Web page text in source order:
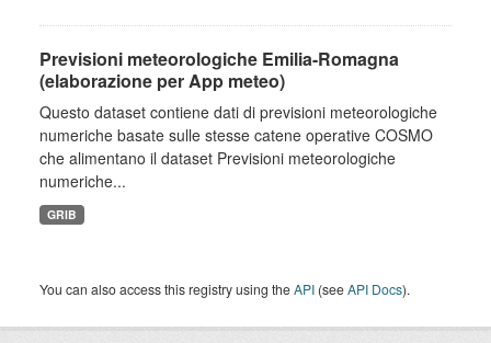
Previsioni meteorologiche Emilia-Romagna
(elaborazione per App meteo)
Questo dataset contiene dati di previsioni meteorologiche
numeriche basate sulle stesse catene operative COSMO
che alimentano il dataset Previsioni meteorologiche
numeriche...
GRIB
You can also access this registry using theAPI (seeAPI Docs).